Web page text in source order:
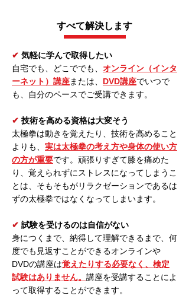
すべて解決します
✔︎ 気軽に学んで取得したい
自宅でも、どこででも、 オンライン（インタ
ーネット）講座または、 DVD講座でいつで
も、自分のペースでご受講できます。
✔︎ 技術を高める資格は大変そう
太極拳は動きを覚えたり、技術を高めること
よりも、 実は太極拳の考え方や身体の使い方
の方が重要です。頑張りすぎて膝を痛めた
り、覚えられずにストレスになってしまうこ
とは、そもそもがリラクゼーションであるは
ずの太極拳ではなくなってしまいます。
✔︎ 試験を受けるのは自信がない
身につくまで、納得して理解できるまで、何
度でも見返すことができるオンラインや
DVDの講座は覚えたりする必要なく、検定
試験はありません。 講座を受講することによ
って取得することができます。